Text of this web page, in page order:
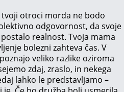
otroci morda ne bodo
odgovornost, da svoje
realnost. Tvoja mama
bolezni zahteva čas. V
veliko razlike oziroma
zdaj, zraslo, in nekega
lahko le predstavljamo –